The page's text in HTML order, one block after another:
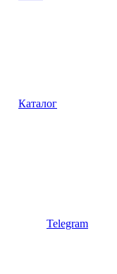
Каталог
Telegram